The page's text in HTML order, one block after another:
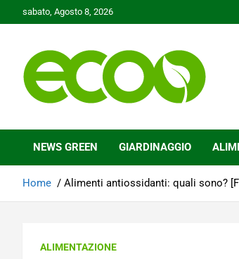
to
sabato, Agosto 8, 2026
Ecoo.it
NEWS GREEN GIARDINAGGIO
Home Alimenti antiossidanti: quali sono?
ALIMENTAZIONE